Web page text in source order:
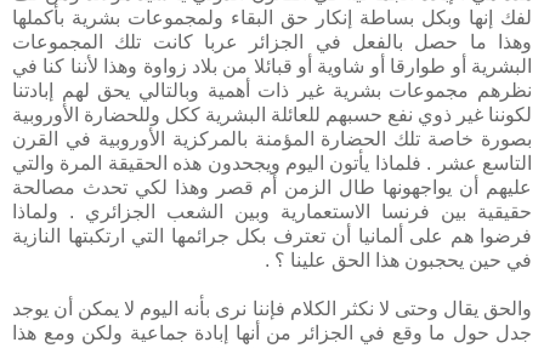
لفك إنها وبكل بساطة إنكار حق البقاء ولمجموعات بشرية بأكملها
وهذا ما حصل بالفعل في الجزائر عربا كانت تلك المجموعات
البشرية أو طوارقا أو شاوية أو قبائلا من بلاد زواوة وهذا لأننا كنا في
نظرهم مجموعات بشرية غير ذات أهمية وبالتالي يحق لهم إبادتنا
لكوننا غير ذوي نفع حسبهم للعائلة البشرية ككل وللحضارة الأوروبية
بصورة خاصة تلك الحضارة المؤمنة بالمركزية الأوروبية في القرن
التاسع عشر . فلماذا يأتون اليوم ويجحدون هذه الحقيقة المرة والتي
عليهم أن يواجهونها طال الزمن أم قصر وهذا لكي تحدث مصالحة
حقيقية بين فرنسا الاستعمارية وبين الشعب الجزائري . ولماذا
فرضوا هم على ألمانيا أن تعترف بكل جرائمها التي ارتكبتها النازية
في حين يحجبون هذا الحق علينا ؟ .
والحق يقال وحتى لا نكثر الكلام فإننا نرى بأنه اليوم لا يمكن أن يوجد
جدل حول ما وقع في الجزائر من أنها إبادة جماعية ولكن ومع هذا